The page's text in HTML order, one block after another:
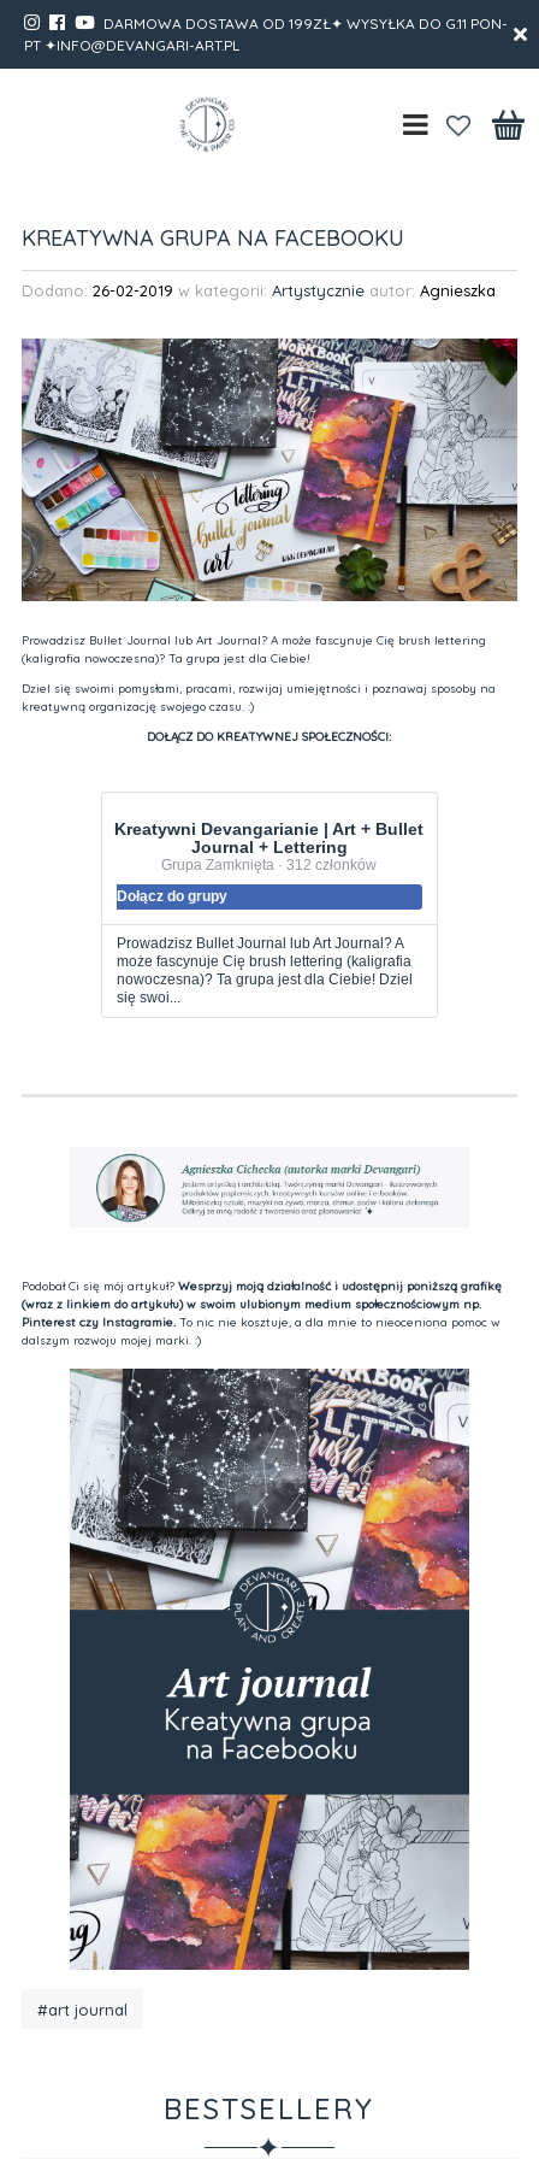
DARMOWA DOSTAWA OD 199ZŁ✦ WYSYŁKA DO G.11 PON-
PT ✦INFO@DEVANGARI-ART.PL
KREATYWNA GRUPA NA FACEBOOKU
Dodano: 26-02-2019 w kategorii: Artystycznieautor: Agnieszka
Prowadzisz Bullet Journal lub Art Journal? A może fascynuje Cię brush lettering
(kaligrafia nowoczesna)? Ta grupa jest dla Ciebie!
Dziel się swoimi pomysłami, pracami, rozwijaj umiejętności i poznawaj sposoby na
kreatywną organizację swojego czasu. :)
DOŁĄCZ DO KREATYWNEJ SPOŁECZNOŚCI:
Kreatywni Devangarianie | Art + Bullet
Journal + Lettering
Grupa Zamknięta · 312 członków
Dołącz do grupy
Prowadzisz Bullet Journal lub Art Journal? A
może fascynuje Cię brush lettering (kaligrafia
nowoczesna)? Ta grupa jest dla Ciebie! Dziel
się swoi...
Podobał Ci się mój artykuł? Wesprzyj moją działalność i udostępnij poniższą grafikę
(wraz z linkiem do artykułu) w swoim ulubionym medium społecznościowym np.
Pinterest czy Instagramie.To nic nie kosztuje, a dla mnie to nieoceniona pomoc w
dalszym rozwoju mojej marki. :)
#art journal
BESTSELLERY
✦